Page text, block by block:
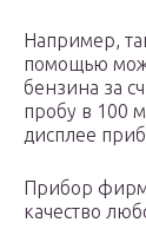
Например,
помощью
бензина за
пробу в 100
дисплее
Прибор
качество